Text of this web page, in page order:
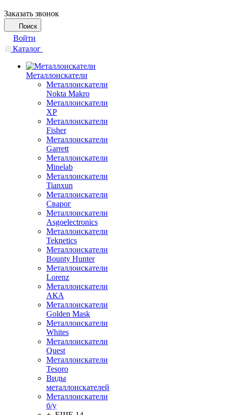
Заказать звонок
Поиск
Войти
Каталог
Металлоискатели
Металлоискатели
Nokta Makro
Металлоискатели
XP
Металлоискатели
Fisher
Металлоискатели
Garrett
Металлоискатели
Minelab
Металлоискатели
Tianxun
Металлоискатели
Сварог
Металлоискатели
Asgoelectronics
Металлоискатели
Teknetics
Металлоискатели
Bounty Hunter
Металлоискатели
Lorenz
Металлоискатели
АКА
Металлоискатели
Golden Mask
Металлоискатели
Whites
Металлоискатели
Quest
Металлоискатели
Tesoro
Виды
металлоискателей
Металлоискатели
б/у